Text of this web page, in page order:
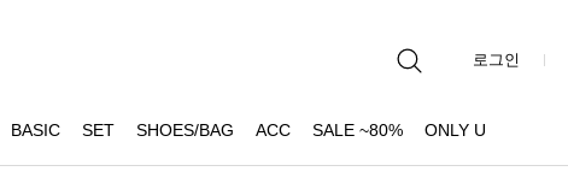
로그인
BASIC SET SHOES/BAG ACC SALE ~80% ONLY U